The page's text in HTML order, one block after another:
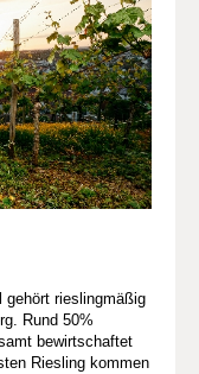
gehört rieslingmäßig
Rund 50%
bewirtschaftet
Riesling kommen